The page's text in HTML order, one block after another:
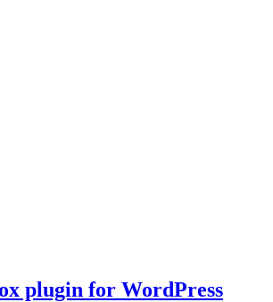
plugin for WordPress